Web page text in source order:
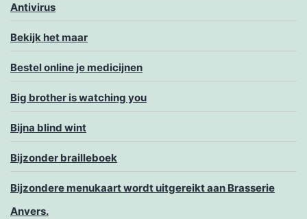
Antivirus
Bekijk het maar
Bestel online je medicijnen
Big brother is watching you
Bijna blind wint
Bijzonder brailleboek
Bijzondere menukaart wordt uitgereikt aan Brasserie
Anvers.